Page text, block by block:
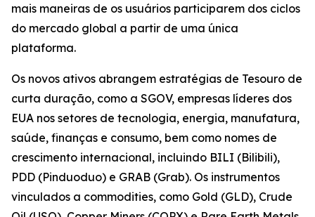
mais maneiras de os usuários participarem dos ciclos
do mercado global a partir de uma única
plataforma.
Os novos ativos abrangem estratégias de Tesouro de
curta duração, como a SGOV, empresas líderes dos
EUA nos setores de tecnologia, energia, manufatura,
saúde, finanças e consumo, bem como nomes de
crescimento internacional, incluindo BILI (Bilibili),
PDD (Pinduoduo) e GRAB (Grab). Os instrumentos
vinculados a commodities, como Gold (GLD), Crude